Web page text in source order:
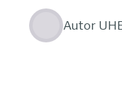
Autor